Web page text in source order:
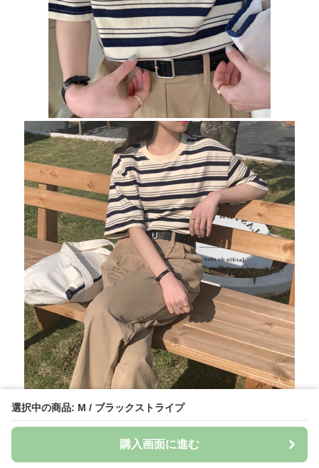
選択中の商品: M / ブラックストライプ
購入画面に進む